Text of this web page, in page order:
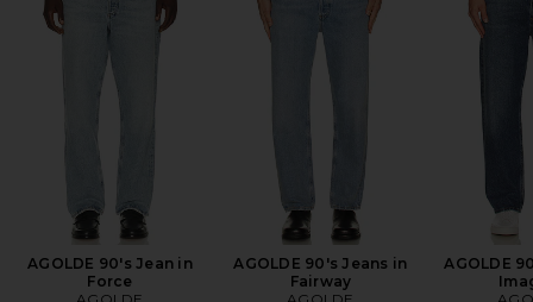
AGOLDE 90's Jean in
Force
AGOLDE 90's Jeans in
Fairway
AGOLDE